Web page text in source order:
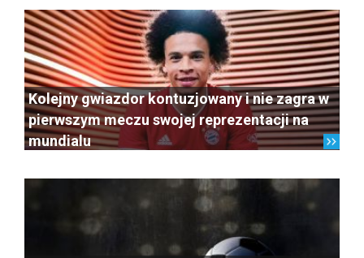
Kolejny gwiazdor kontuzjowany i nie zagra w
pierwszym meczu swojej reprezentacji na
mundialu